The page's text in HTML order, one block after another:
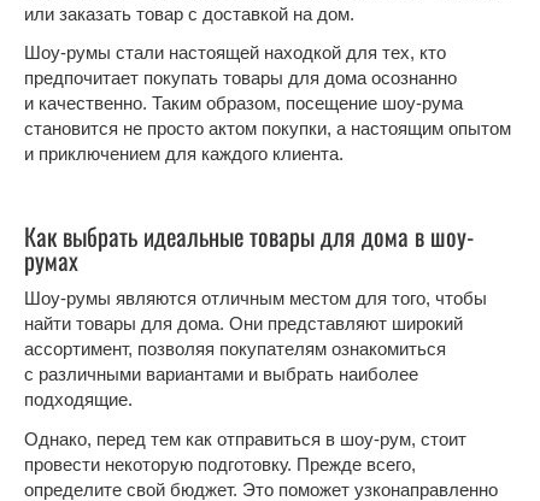
или заказать товар с доставкой на дом.
Шоу-румы стали настоящей находкой для тех, кто
предпочитает покупать товары для дома осознанно
и качественно. Таким образом, посещение шоу-рума
становится не просто актом покупки, а настоящим опытом
и приключением для каждого клиента.
Как выбрать идеальные товары для дома в шоу-
румах
Шоу-румы являются отличным местом для того, чтобы
найти товары для дома. Они представляют широкий
ассортимент, позволяя покупателям ознакомиться
с различными вариантами и выбрать наиболее
подходящие.
Однако, перед тем как отправиться в шоу-рум, стоит
провести некоторую подготовку. Прежде всего,
определите свой бюджет. Это поможет узконаправленно